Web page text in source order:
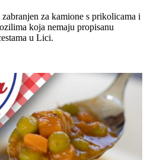
za kamione s prikolicama i
koja nemaju propisanu
u Lici.